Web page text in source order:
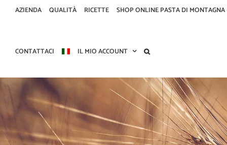
AZIENDA QUALITÀ RICETTE SHOP ONLINE PASTA DI MONTAGNA
CONTATTACI IL MIO ACCOUNT